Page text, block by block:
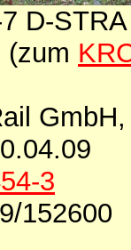
D-STRA
(zum
3
152600